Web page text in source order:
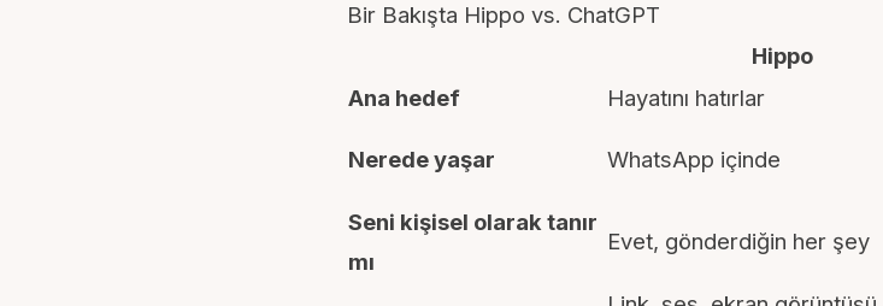
Bir Bakışta Hippo vs. ChatGPT
Hippo
Ana hedef
Hayatını hatırlar
Nerede yaşar WhatsApp içinde
Seni kişisel olarak tanır
mı
Evet, gönderdiğin her şey